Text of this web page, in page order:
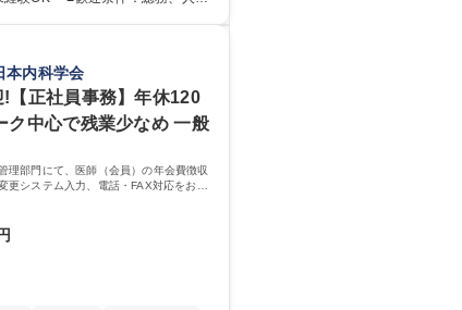
お互いに助け合いながら、総務
協力しながら進める体制です。
総務人事＜未経験歓迎＞◇三菱電
を支える/年休127日
行できる協調性やコミュニケー
いる方 ・人事総務領域に興味が
持ちの方 学歴・資格 学
学力： 資格：
本内科学会
【正社員事務】年休120
ク中心で残業少なめ 一般
理部門にて、医師（会員）の年会費徴収
更システム入力、電話・FAX対応をお任
、各種委員会の運営事務局業務などにも
きます。